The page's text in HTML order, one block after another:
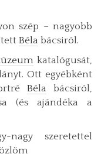
szép – nagyobb
Béla bácsiról.
katalógusát,
Ott egyébként
Béla bácsiról,
(és ajándéka a
nagy szeretettel